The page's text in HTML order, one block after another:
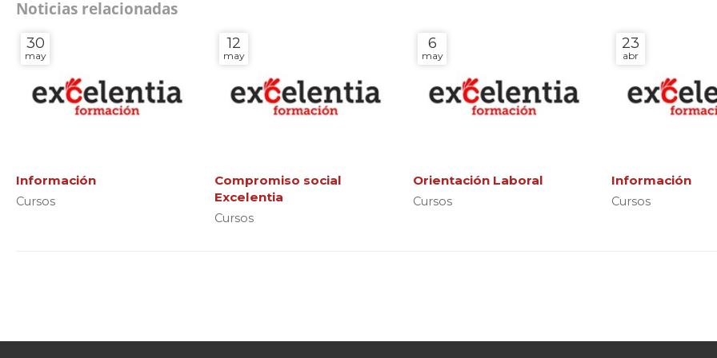
Noticias relacionadas
30
may
Información
Cursos
12
may
Compromiso social
Excelentia
Cursos
6
may
Orientación Laboral
Cursos
23
abr
Información
Cursos